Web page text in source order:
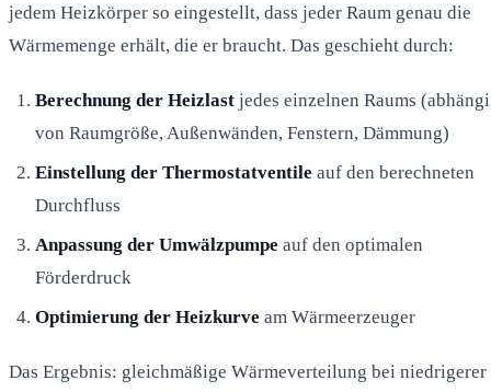
jedem Heizkörper so eingestellt, dass jeder Raum genau die
Wärmemenge erhält, die er braucht. Das geschieht durch:
Berechnung der Heizlast jedes einzelnen Raums
von Raumgröße, Außenwänden, Fenstern, Dämmung)
Einstellung der Thermostatventile auf den berechneten
Durchfluss
Anpassung der Umwälzpumpe auf den optimalen
Förderdruck
Optimierung der Heizkurve am Wärmeerzeuger
Das Ergebnis: gleichmäßige Wärmeverteilung bei niedrigerer